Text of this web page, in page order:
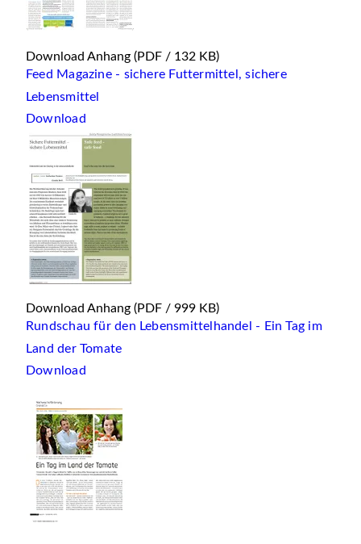
Download Anhang (PDF / 132 KB)
Feed Magazine - sichere Futtermittel, sichere
Lebensmittel
Download
Download Anhang (PDF / 999 KB)
Rundschau für den Lebensmittelhandel - Ein Tag im
Land der Tomate
Download